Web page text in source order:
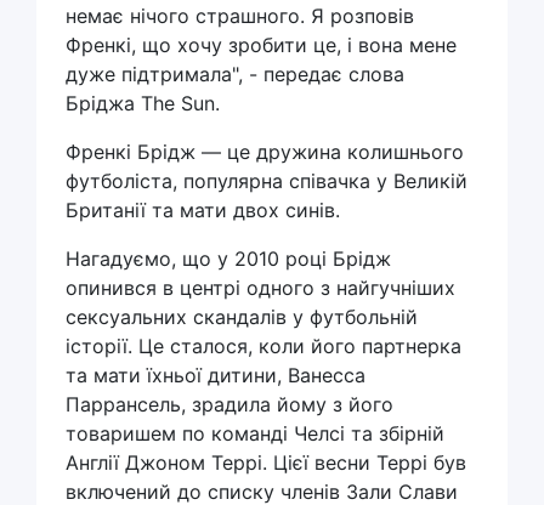
немає нічого страшного. Я розповів
Френкі, що хочу зробити це, і вона мене
дуже підтримала", - передає слова
Бріджа The Sun.
Френкі Брідж — це дружина колишнього
футболіста, популярна співачка у Великій
Британії та мати двох синів.
Нагадуємо, що у 2010 році Брідж
опинився в центрі одного з найгучніших
сексуальних скандалів у футбольній
історії. Це сталося, коли його партнерка
та мати їхньої дитини, Ванесса
Паррансель, зрадила йому з його
товаришем по команді Челсі та збірній
Англії Джоном Террі. Цієї весни Террі був
включений до списку членів Зали Слави